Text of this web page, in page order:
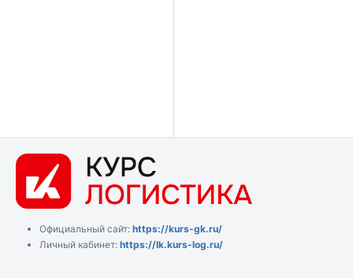
Официальный сайт: https://kurs-gk.ru/
Личный кабинет: https://lk.kurs-log.ru/